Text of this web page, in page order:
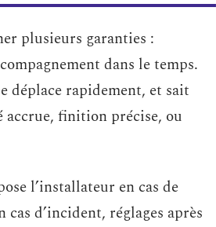
plusieurs garanties :
dans le temps.
déplace rapidement, et sait
accrue, finition précise, ou
l’installateur en cas de
d’incident, réglages après